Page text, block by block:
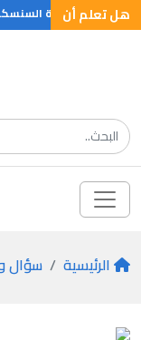
هل تعلم أن
هل تعلم ان اللغة
الرئيسية سؤال